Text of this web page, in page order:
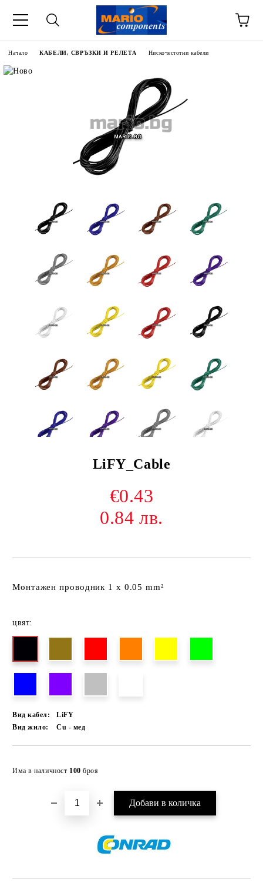
Начало КАБЕЛИ, СВРЪЗКИ И РЕЛЕТА Нискочестотни кабели
LiFY_Cable
€0.43
0.84 лв.
Монтажен проводник 1 x 0.05 mm²
цвят:
Вид кабел:
LiFY
Вид жило:
Cu - мед
Има в наличност 100 броя